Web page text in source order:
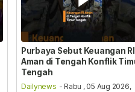
Purbaya Sebut Keuangan RI
Aman di Tengah Konflik
Tengah
Dailynews - Rabu , 05 Aug 2026,